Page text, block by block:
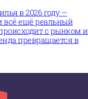
в 2026 году —
ещё реальный
с рынком и
превращается в